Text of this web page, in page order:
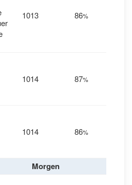
1013 86%
1014 87%
1014 86%
Morgen